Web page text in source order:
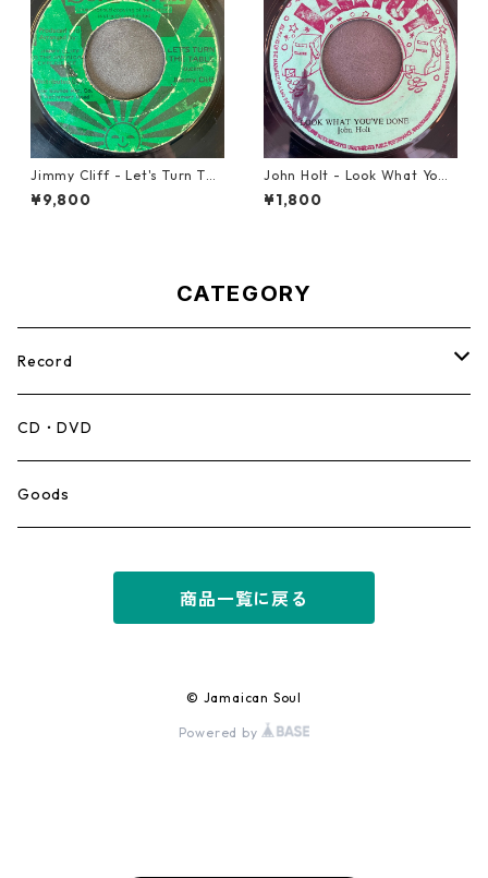
Jimmy Cliff - Let's Turn The
Table【7-21999】
¥9,800
John Holt - Look What Yo
u've Done【7-21817】
¥1,800
CATEGORY
Record
Mento,Calypso,Ballad
Ska
CD・DVD
Goods
商品一覧に戻る
© Jamaican Soul
Powered by